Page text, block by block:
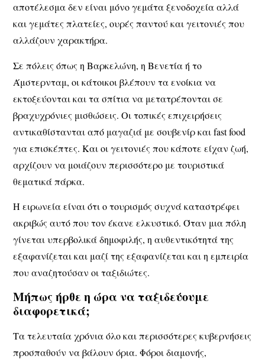
αποτέλεσμα δεν είναι μόνο γεμάτα ξενοδοχεία αλλά
και γεμάτες πλατείες, ουρές παντού και γειτονιές που
αλλάζουν χαρακτήρα.
Σε πόλεις όπως η Βαρκελώνη, η Βενετία ή το
Άμστερνταμ, οι κάτοικοι βλέπουν τα ενοίκια να
εκτοξεύονται και τα σπίτια να μετατρέπονται σε
βραχυχρόνιες μισθώσεις. Οι τοπικές επιχειρήσεις
αντικαθίστανται από μαγαζιά με σουβενίρ και fast food
για επισκέπτες. Και οι γειτονιές που κάποτε είχαν ζωή,
αρχίζουν να μοιάζουν περισσότερο με τουριστικά
θεματικά πάρκα.
Η ειρωνεία είναι ότι ο τουρισμός συχνά καταστρέφει
ακριβώς αυτό που τον έκανε ελκυστικό. Όταν μια πόλη
γίνεται υπερβολικά δημοφιλής, η αυθεντικότητά της
εξαφανίζεται και μαζί της εξαφανίζεται και η εμπειρία
που αναζητούσαν οι ταξιδιώτες.
Μήπως ήρθε η ώρα να ταξιδεύουμε
διαφορετικά;
Τα τελευταία χρόνια όλο και περισσότερες κυβερνήσεις
προσπαθούν να βάλουν όρια. Φόροι διαμονής,